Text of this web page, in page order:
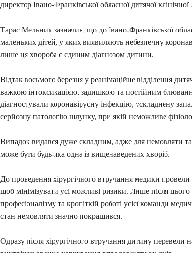
директор Івано-Франківської обласної дитячої
Тарас Мельник зазначив, що до Івано-Франківської
маленьких дітей, у яких виявиляють небезпечну
лише ця хвороба є єдиним діагнозом дитини.
Відтак восьмого березня у реанімаційне відділення
важкою інтоксикацією, задишкою та постійним
діагностували коронавірусну інфекцію, ускладнену
серйозну патологію шлунку, при якій неможливе
Випадок видався дуже складним, адже для немовляти
може бути будь-яка одна із вищенаведених хворіб.
До проведення хірургічного втручання медики провели
щоб мінімізувати усі можливі ризики. Лише після
професіоналізму та кропіткій роботі усієї команди
стан немовляти значно покращився.
Одразу після хірургічного втручання дитину перевели